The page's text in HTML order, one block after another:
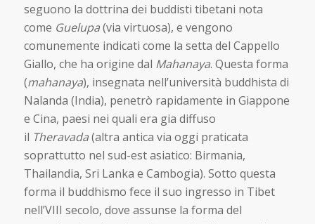
seguono la dottrina dei buddisti tibetani nota
come Guelupa(via virtuosa), e vengono
comunemente indicati come la setta del Cappello
Giallo, che ha origine dal Mahanaya. Questa forma
(mahanaya), insegnata nell’università buddhista di
Nalanda (India), penetrò rapidamente in Giappone
e Cina, paesi nei quali era gia diffuso
il Theravada(altra antica via oggi praticata
soprattutto nel sud-est asiatico: Birmania,
Thailandia, Sri Lanka e Cambogia). Sotto questa
forma il buddhismo fece il suo ingresso in Tibet
nell’VIII secolo, dove assunse la forma del